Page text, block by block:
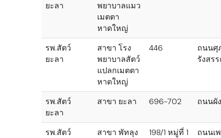
ยะลา
พยาบาลแมว
เมตตา
หาดใหญ่
รพ.สัตว์
ยะลา
สาขา โรง
พยาบาลสัตว์
แปลกเมตตา
หาดใหญ่
446
ถนนศุ
รังสร
รพ.สัตว์
ยะลา
สาขา ยะลา 696-702 ถนนผั
รพ.สัตว์
สาขา พัทลุง
198/1 หมู่ที่ 1 ถนนเ